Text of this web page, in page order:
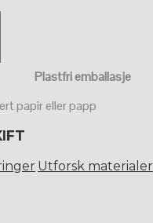
Plastfri emballasje
papir eller papp
Utforsk materialer